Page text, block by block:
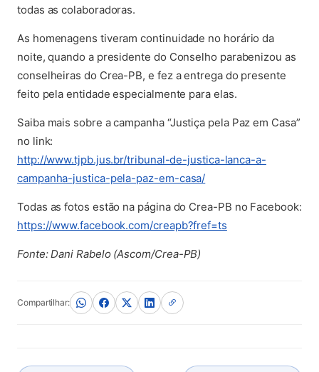
todas as colaboradoras.
As homenagens tiveram continuidade no horário da
noite, quando a presidente do Conselho parabenizou as
conselheiras do Crea-PB, e fez a entrega do presente
feito pela entidade especialmente para elas.
Saiba mais sobre a campanha “Justiça pela Paz em Casa”
no link:
http://www.tjpb.jus.br/tribunal-de-justica-lanca-a-
campanha-justica-pela-paz-em-casa/(abre em nova aba)
Todas as fotos estão na página do Crea-PB no Facebook:
https://www.facebook.com/creapb?fref=ts
Fonte: Dani Rabelo (Ascom/Crea-PB)
Compartilhar: